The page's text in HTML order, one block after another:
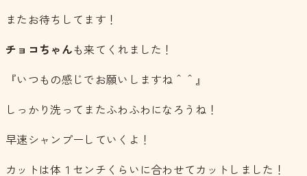
またお待ちしてます！
チョコちゃんも来てくれました！
『いつもの感じでお願いしますね＾＾』
しっかり洗ってまたふわふわになろうね！
早速シャンプーしていくよ！
カットは体１センチくらいに合わせてカットしました！